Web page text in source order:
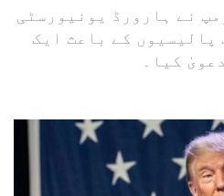
نے ہارورڈ یونیورسٹی
پالیسیوں کے باعث ایک
کیا۔